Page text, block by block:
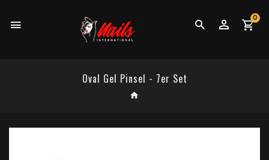
0
Oval Gel Pinsel - 7er Set